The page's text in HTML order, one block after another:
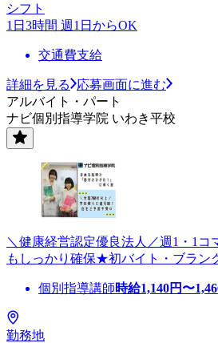
シフト
1日3時間 週1日からOK
交通費支給
詳細を見る
応募画面に進む
アルバイト・パート
ナビ個別指導学院 いわき平校
＼健康経営認定優良法人／週1・1コ
もしっかり確保★初バイト・ブラン
個別指導講師時給1,140円〜
勤務地